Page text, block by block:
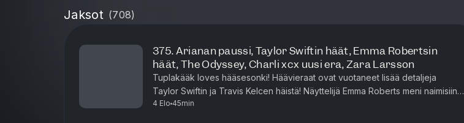
Jaksot (708)
375. Arianan paussi, Taylor Swiftin häät, Emma Robertsin
häät, The Odyssey, Charli xcx uusi era, Zara Larsson
Tuplakääk loves hääsesonki! Häävieraat ovat vuotaneet lisää detaljeja
Taylor Swiftin ja Travis Kelcen häistä! Näyttelijä Emma Roberts meni naimisiin
ja nämä häät vähän epäilyttää. Ariana Grande julkai...
4 Elo 45min